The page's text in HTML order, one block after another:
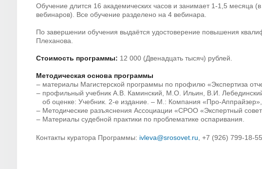
Обучение длится 16 академических часов и занимает 1-1,5 месяца
вебинаров). Все обучение разделено на 4 вебинара.
По завершении обучения выдаётся удостоверение повышения
Плеханова.
Стоимость программы: 12 000 (Двенадцать тысяч) рублей.
Методическая основа программы
материалы Магистерской программы по профилю «Экспертиза
профильный учебник А.В. Каминский, М.О. Ильин, В.И. Лебединский
об оценке: Учебник. 2-е издание. – М.: Компания «Про-
Методические разъяснения Ассоциации «СРОО «Экспертный
Материалы судебной практики по проблематике оспаривания.
Контакты куратора Программы: ivleva@srosovet.ru , +7 (926) 799-18-